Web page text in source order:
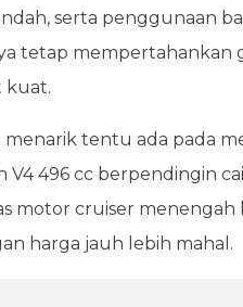
serta penggunaan
tetap mempertahankan
kuat.
tentu ada pada
496 cc berpendingin
motor cruiser
harga jauh lebih mahal.